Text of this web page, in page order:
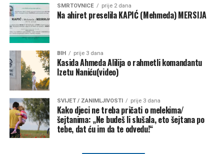
NK “Omladinac” Sanica –1.000 KM
Bužim – 27.000 KM
NK “Vitez” – 10.000 KM
FK “Bratstvo-Veterani” –
FK “Konjodor” –
FK “Bužim” –3.000 KM
OK “Bužim” –3.000 KM
SMRTOVNICE prije 2 dana
Na ahiret preselila KAPIĆ (Mehmeda) MERSIJA
BIH prije 3 dana
Kasida Ahmeda Alilija o rahmetli komandantu
Izetu Naniću(video)
SVIJET / ZANIMLJIVOSTI prije 3 dana
Kako djeci ne treba pričati o melekima/
šejtanima: „Ne budeš li slušala, eto šejtana po
tebe, dat ću im da te odvedu!“